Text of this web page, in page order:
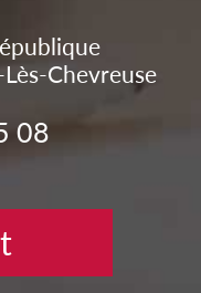
Chevreuse
08